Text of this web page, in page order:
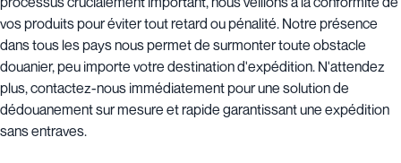
vos produits pour éviter tout retard ou pénalité. Notre présence
dans tous les pays nous permet de surmonter toute obstacle
douanier, peu importe votre destination d'expédition. N'attendez
plus, contactez-nous immédiatement pour une solution de
dédouanement sur mesure et rapide garantissant une expédition
sans entraves.